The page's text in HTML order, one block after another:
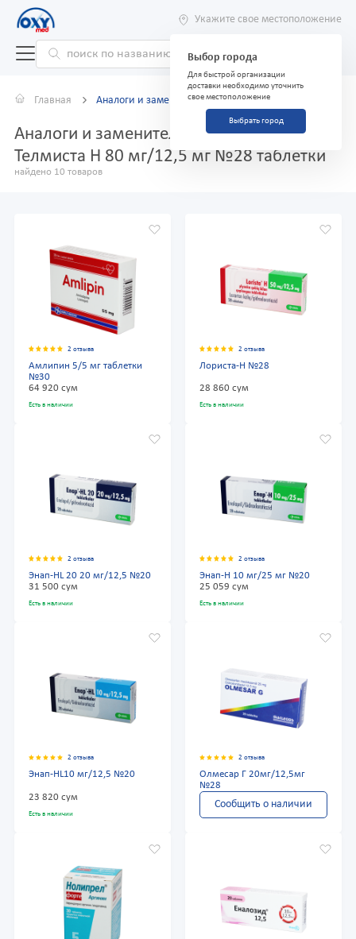
Укажите свое местоположение
Выбор города
Для быстрой организации
доставки необходимо уточнить
свое местоположение
Выбрать город
Главная Аналоги и заменители
Аналоги и заменители препарата
Телмиста Н 80 мг/12,5 мг №28 таблетки
найдено 10 товаров
2 отзыва
Амлипин 5/5 мг таблетки
№30
64 920 сум
Есть в наличии
2 отзыва
Лориста-Н №28
28 860 сум
Есть в наличии
2 отзыва
Энап-HL 20 20 мг/12,5 №20
31 500 сум
Есть в наличии
2 отзыва
Энап-Н 10 мг/25 мг №20
25 059 сум
Есть в наличии
2 отзыва
Энап-HL10 мг/12,5 №20
23 820 сум
Есть в наличии
2 отзыва
Олмесар Г 20мг/12,5мг
№28
Сообщить о наличии